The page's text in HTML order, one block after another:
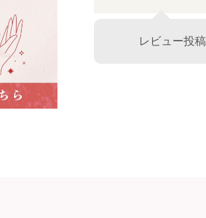
レビュー投